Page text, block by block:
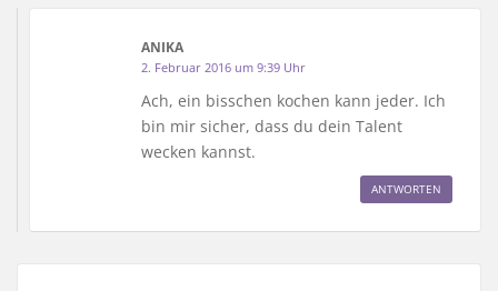
ANIKA
2. Februar 2016 um 9:39 Uhr
Ach, ein bisschen kochen kann jeder. Ich
bin mir sicher, dass du dein Talent
wecken kannst.
ANTWORTEN